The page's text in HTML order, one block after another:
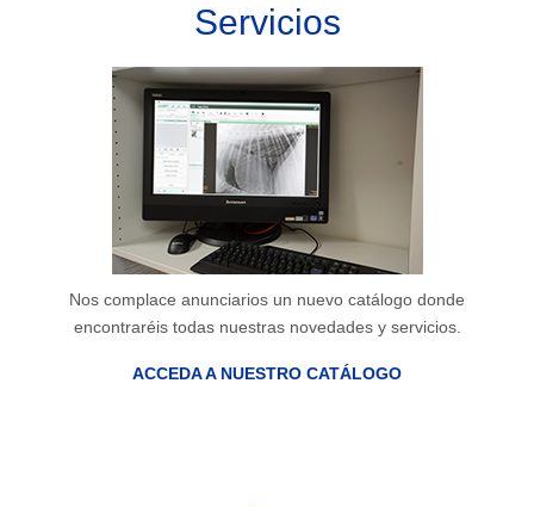
Servicios
Nos complace anunciarios un nuevo catálogo donde
encontraréis todas nuestras novedades y servicios.
ACCEDA A NUESTRO CATÁLOGO